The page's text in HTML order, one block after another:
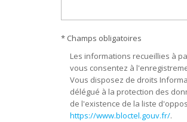
* Champs obligatoires
Les informations recueillies à
vous consentez à
Vous disposez de droits
délégué à la protection des
de l'existence de la liste
https://www.bloctel.gouv.fr/.